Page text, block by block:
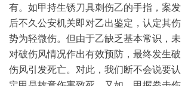
有。如甲持生锈刀具刺伤乙的手指，案发
后不久公安机关即对乙出鉴定，认定其伤
势为轻微伤。但由于乙缺乏基本常识，未
对破伤风情况作出有效预防，最终发生破
伤风引发死亡。对此，我们断不会说要认